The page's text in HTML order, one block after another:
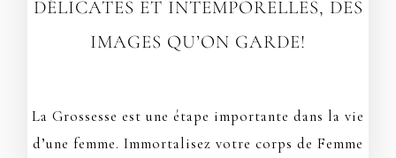
DÉLICATES ET INTEMPORELLES, DES
IMAGES QU’ON GARDE!
La Grossesse est une étape importante dans la vie
d’une femme. Immortalisez votre corps de Femme